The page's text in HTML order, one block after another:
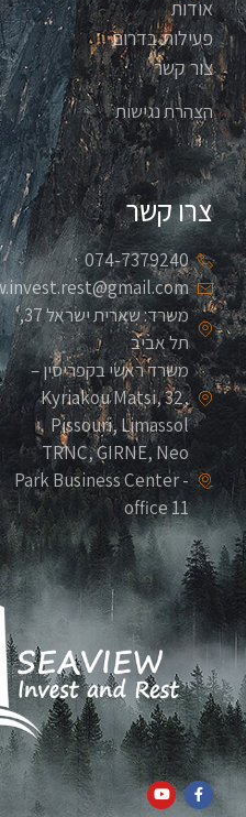
אודות
פעילות בדרום
צור קשר
הצהרת נגישות
צרו קשר
074-7379240
משרד: שארית ישראל 37,
תל אביב
משרד ראשי בקפריסין –
Kyriakou Matsi, 32,
Pissouri, Limassol
TRNC, GIRNE, Neo
Park Business Center -
office 11